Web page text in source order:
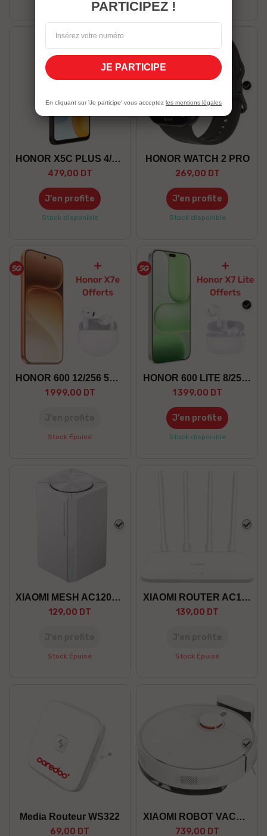
HONOR X5C PLUS 4/128 GO
479,00 DT
J’en profite
Stock disponible
HONOR WATCH 2 PRO
269,00 DT
Noir
J’en profite
Stock disponible
HONOR 600 12/256 5G +GF
1 999,00 DT
Stock Épuisé
HONOR 600 LITE 8/256 5G +GF
1 399,00 DT
Noir
J’en profite
Stock disponible
XIAOMI MESH AC1200 PACK 1
129,00 DT
Blanc
Stock Épuisé
XIAOMI ROUTER AC1200
139,00 DT
Stock Épuisé
Media Routeur WS322
69,00 DT
XIAOMI ROBOT VACUUM S40C EU
739,00 DT
PARTICIPEZ !
JE PARTICIPE
En cliquant sur 'Je participe' vous acceptez les mentions légales